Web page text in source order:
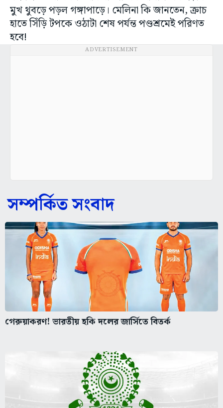
মুখ থুবড়ে পড়ল গঙ্গাপাড়ে। মেলিনা কি জানতেন, ক্রাচ
হাতে সিঁড়ি টপকে ওঠাটা শেষ পর্যন্ত পণ্ডশ্রমেই পরিণত
হবে!
ADVERTISEMENT
সম্পর্কিত সংবাদ
গেরুয়াকরণ! ভারতীয় হকি দলের জার্সিতে বিতর্ক